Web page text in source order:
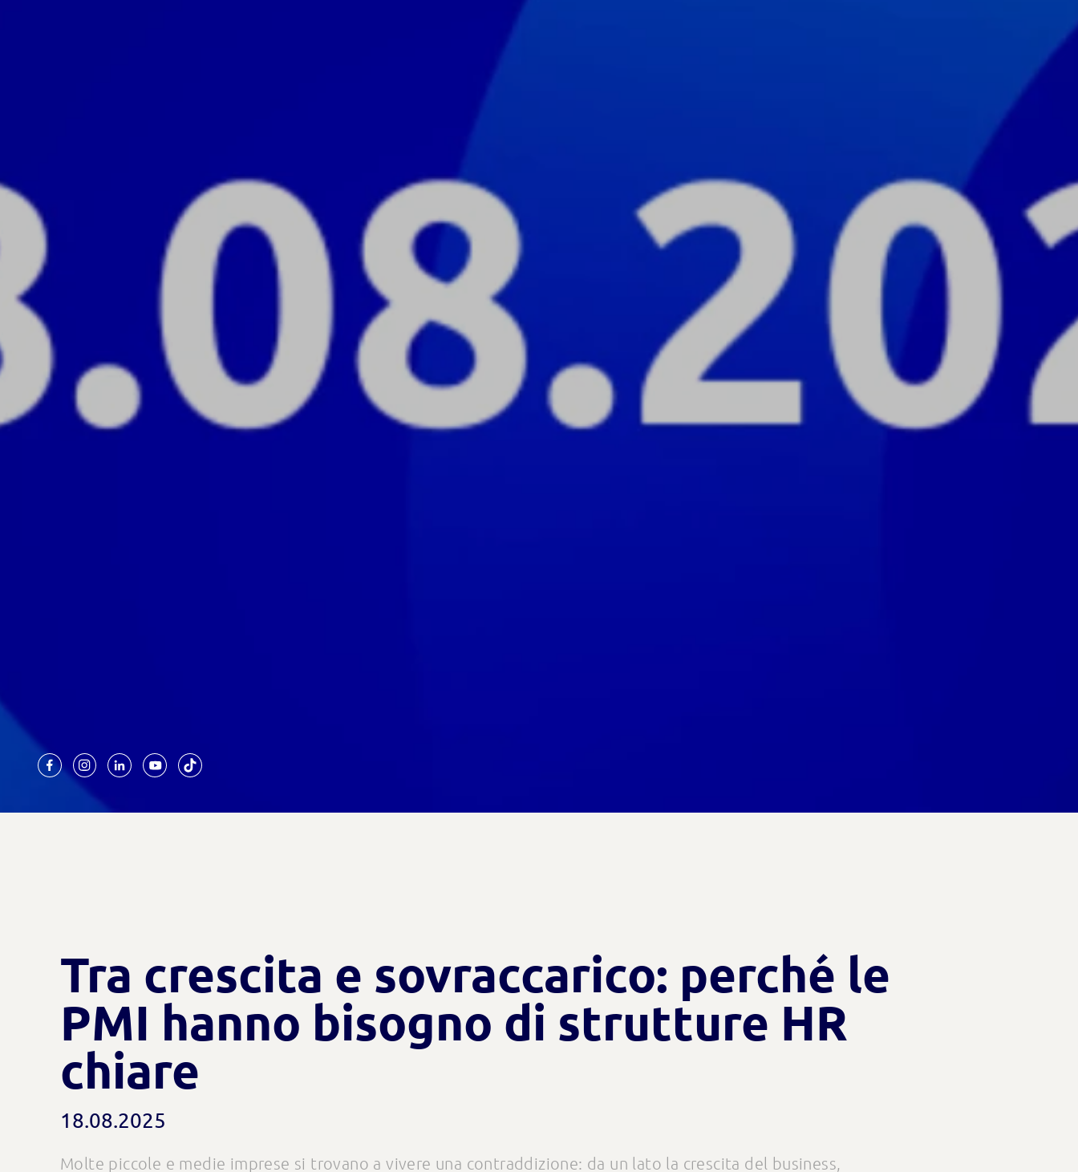
Tra crescita e sovraccarico: perché le
PMI hanno bisogno di strutture HR
chiare
18.08.2025
Molte piccole e medie imprese si trovano a vivere una contraddizione: da un lato la crescita del business,